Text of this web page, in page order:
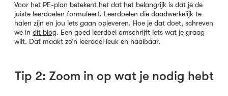
Voor het PE-plan betekent het dat het belangrijk is dat je de
juiste leerdoelen formuleert. Leerdoelen die daadwerkelijk te
halen zijn en jou iets gaan opleveren. Hoe je dat doet, schreven
we in dit blog. Een goed leerdoel omschrijft iets wat je graag
wilt. Dat maakt zo’n leerdoel leuk en haalbaar.
Tip 2: Zoom in op wat je nodig hebt